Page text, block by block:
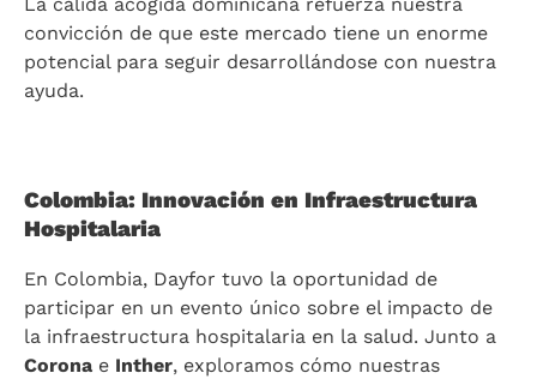
convicción de que este mercado tiene un enorme
potencial para seguir desarrollándose con nuestra
ayuda.
Colombia: Innovación en Infraestructura
Hospitalaria
En Colombia, Dayfor tuvo la oportunidad de
participar en un evento único sobre el impacto de
la infraestructura hospitalaria en la salud. Junto a
Corona e Inther, exploramos cómo nuestras